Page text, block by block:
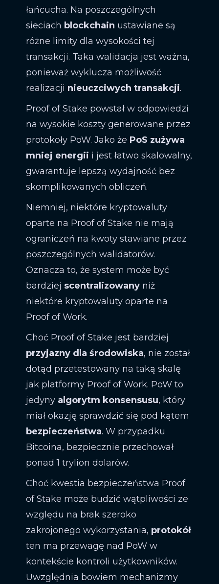
łańcucha. Na poszczególnych
sieciach blockchain ustawiane są
różne limity dla wysokości tej
transakcji. Taka walidacja jest ważna,
ponieważ wyklucza możliwość
realizacji nieuczciwych transakcji.
Proof of Stake powstał w odpowiedzi
na wysokie koszty generowane przez
protokoły PoW. Jako że PoS zużywa
mniej energii i jest łatwo skalowalny,
gwarantuje lepszą wydajność bez
skomplikowanych obliczeń.
Niemniej, niektóre kryptowaluty
oparte na Proof of Stake nie mają
ograniczeń na kwoty stawiane przez
poszczególnych walidatorów.
Oznacza to, że system może być
bardziej scentralizowanyniż
niektóre kryptowaluty oparte na
Proof of Work.
Choć Proof of Stake jest bardziej
przyjazny dla środowiska, nie został
dotąd przetestowany na taką skalę
jak platformy Proof of Work. PoW to
jedyny algorytm konsensusu, który
miał okazję sprawdzić się pod kątem
bezpieczeństwa. W przypadku
Bitcoina, bezpiecznie przechował
ponad 1 trylion dolarów.
Choć kwestia bezpieczeństwa Proof
of Stake może budzić wątpliwości ze
względu na brak szeroko
zakrojonego wykorzystania, protokół
ten ma przewagę nad PoW w
kontekście kontroli użytkowników.
Uwzględnia bowiem mechanizmy